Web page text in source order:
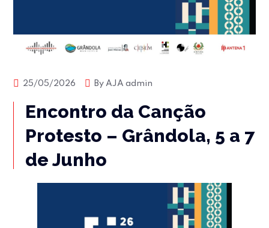
25/05/2026 ByAJA admin
Encontro da Canção
Protesto – Grândola, 5 a 7
de Junho